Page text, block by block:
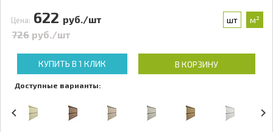
Цена: 622 руб./шт шт м²
726 руб./шт
КУПИТЬ В 1 КЛИК В КОРЗИНУ
Доступные варианты: